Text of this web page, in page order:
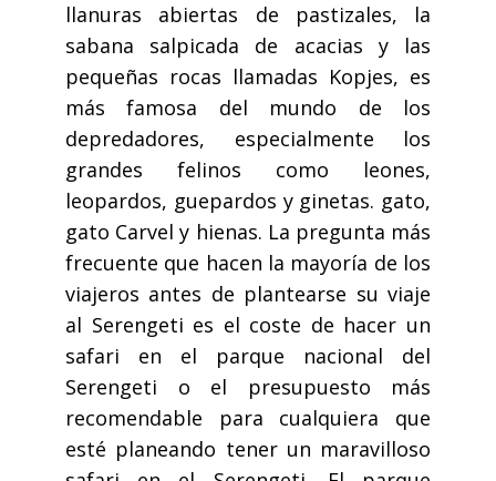
llanuras abiertas de pastizales, la
sabana salpicada de acacias y las
pequeñas rocas llamadas Kopjes, es
más famosa del mundo de los
depredadores, especialmente los
grandes felinos como leones,
leopardos, guepardos y ginetas. gato,
gato Carvel y hienas. La pregunta más
frecuente que hacen la mayoría de los
viajeros antes de plantearse su viaje
al Serengeti es el coste de hacer un
safari en el parque nacional del
Serengeti o el presupuesto más
recomendable para cualquiera que
esté planeando tener un maravilloso